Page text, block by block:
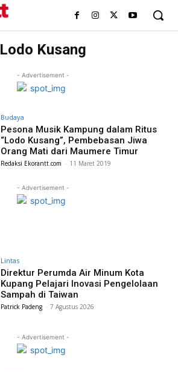
Lodo Kusang
- Advertisement -
Budaya
Pesona Musik Kampung dalam Ritus
“Lodo Kusang”, Pembebasan Jiwa
Orang Mati dari Maumere Timur
Redaksi Ekorantt.com - 11 Maret 2019
- Advertisement -
Lintas
Direktur Perumda Air Minum Kota
Kupang Pelajari Inovasi Pengelolaan
Sampah di Taiwan
Patrick Padeng - 7 Agustus 2026
- Advertisement -